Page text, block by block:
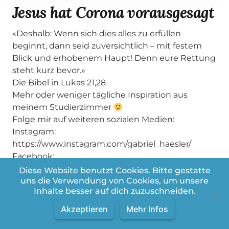
Jesus hat Corona vorausgesagt
«Deshalb: Wenn sich dies alles zu erfüllen
beginnt, dann seid zuversichtlich – mit festem
Blick und erhobenem Haupt! Denn eure Rettung
steht kurz bevor.»
Die Bibel in Lukas 21,28
Mehr oder weniger tägliche Inspiration aus
meinem Studierzimmer
Folge mir auf weiteren sozialen Medien:
Instagram:
https://www.instagram.com/gabriel_haesler/
Facebook:
https://www.facebook.com/gabrielhaesler
Tiktok: https://www.tiktok.com/@gabriel_haesler
Diese Website benutzt Cookies. Bitte gestatte
uns die Verwendung von Cookies, um unsere
Inhalte besser auf dich zuzuschneiden.
Akzeptieren Mehr Infos